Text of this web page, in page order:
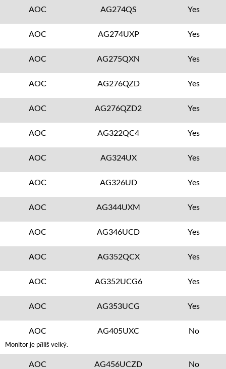
AOC AG274QS Yes
AOC AG274UXP Yes
AOC AG275QXN Yes
AOC AG276QZD Yes
AOC AG276QZD2 Yes
AOC AG322QC4 Yes
AOC AG324UX Yes
AOC AG326UD Yes
AOC AG344UXM Yes
AOC AG346UCD Yes
AOC AG352QCX Yes
AOC AG352UCG6 Yes
AOC AG353UCG Yes
AOC AG405UXC No
Monitor je příliš velký.
AOC AG456UCZD No